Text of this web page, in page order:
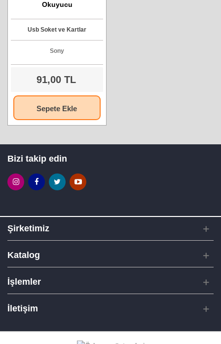
Okuyucu
Usb Soket ve Kartlar
Sony
91,00 TL
Sepete Ekle
Bizi takip edin
Şirketimiz
Katalog
İşlemler
İletişim